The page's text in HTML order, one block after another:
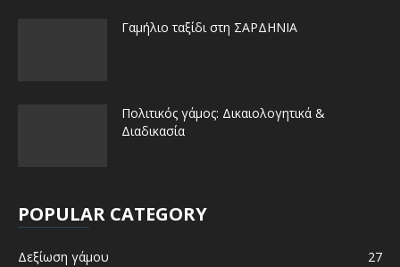
Γαμήλιο ταξίδι στη ΣΑΡΔΗΝΙΑ
Πολιτικός γάμος: Δικαιολογητικά &
Διαδικασία
POPULAR CATEGORY
Δεξίωση γάμου
27